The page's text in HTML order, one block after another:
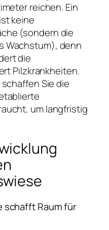
reichen. Ein
keine
(sondern die
Wachstum), denn
die
Pilzkrankheiten.
Sie die
um langfristig
schafft Raum für